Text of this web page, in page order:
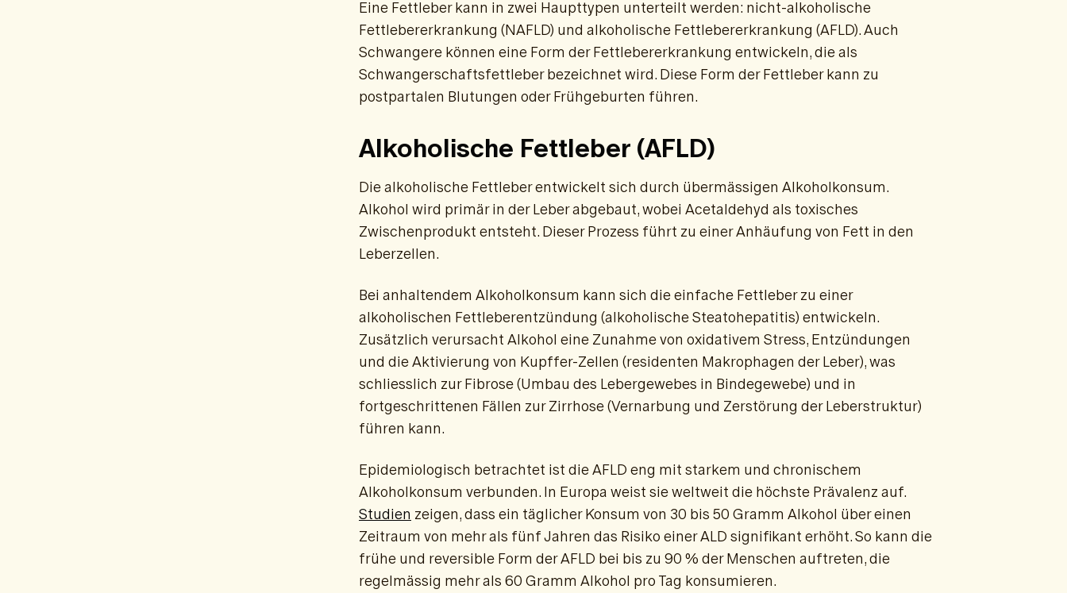
Eine Fettleber kann in zwei Haupttypen unterteilt werden: nicht-alkoholische
Fettlebererkrankung (NAFLD) und alkoholische Fettlebererkrankung (AFLD). Auch
Schwangere können eine Form der Fettlebererkrankung entwickeln, die als
Schwangerschaftsfettleber bezeichnet wird. Diese Form der Fettleber kann zu
postpartalen Blutungen oder Frühgeburten führen.
Alkoholische Fettleber (AFLD)
Die alkoholische Fettleber entwickelt sich durch übermässigen Alkoholkonsum.
Alkohol wird primär in der Leber abgebaut, wobei Acetaldehyd als toxisches
Zwischenprodukt entsteht. Dieser Prozess führt zu einer Anhäufung von Fett in den
Leberzellen.
Bei anhaltendem Alkoholkonsum kann sich die einfache Fettleber zu einer
alkoholischen Fettleberentzündung (alkoholische Steatohepatitis) entwickeln.
Zusätzlich verursacht Alkohol eine Zunahme von oxidativem Stress, Entzündungen
und die Aktivierung von Kupffer-Zellen (residenten Makrophagen der Leber), was
schliesslich zur Fibrose (Umbau des Lebergewebes in Bindegewebe) und in
fortgeschrittenen Fällen zur Zirrhose (Vernarbung und Zerstörung der Leberstruktur)
führen kann.
Epidemiologisch betrachtet ist die AFLD eng mit starkem und chronischem
Alkoholkonsum verbunden. In Europa weist sie weltweit die höchste Prävalenz auf.
Studien zeigen, dass ein täglicher Konsum von 30 bis 50 Gramm Alkohol über einen
Zeitraum von mehr als fünf Jahren das Risiko einer ALD signifikant erhöht. So kann die
frühe und reversible Form der AFLD bei bis zu 90 % der Menschen auftreten, die
regelmässig mehr als 60 Gramm Alkohol pro Tag konsumieren.